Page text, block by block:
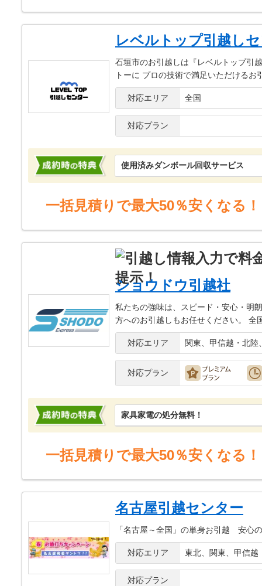
レベルトップ引越し
石垣市のお引越しは『レベルトップ引
トーに プロの技術で満足いただけるお
対応エリア 全国
対応プラン
使用済みダンボール回収サービス
一括見積りで最大50％安くなる！
ショウドウ引越社
私たちの強味は、スピード・安心・明
方へのお引越しもお任せください。 全
対応エリア 関東、甲信越・北陸
対応プラン
家具家電の処分無料！
一括見積りで最大50％安くなる！
名古屋引越センター
「名古屋～全国」の単身お引越 安心
対応エリア 東北、関東、甲信越
対応プラン